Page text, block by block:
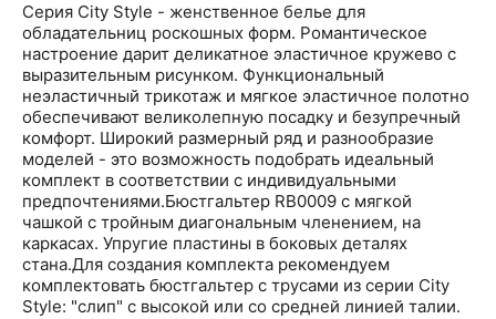
Серия City Style - женственное белье для
обладательниц роскошных форм. Романтическое
настроение дарит деликатное эластичное кружево с
выразительным рисунком. Функциональный
неэластичный трикотаж и мягкое эластичное полотно
обеспечивают великолепную посадку и безупречный
комфорт. Широкий размерный ряд и разнообразие
моделей - это возможность подобрать идеальный
комплект в соответствии с индивидуальными
предпочтениями.Бюстгальтер RB0009 с мягкой
чашкой с тройным диагональным членением, на
каркасах. Упругие пластины в боковых деталях
стана.Для создания комплекта рекомендуем
комплектовать бюстгальтер с трусами из серии City
Style: "слип" с высокой или со средней линией талии.